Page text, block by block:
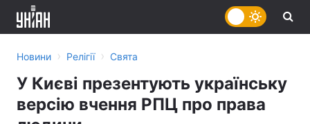
Новини › Релігії › Свята
У Києві презентують українську
версію вчення РПЦ про права